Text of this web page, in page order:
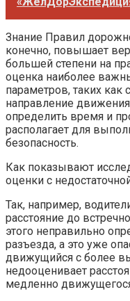
Знание Правил
конечно, повышает
большей степени на
оценка наиболее
параметров, таких как
направление
определить время и
располагает для
безопасность.
Как показывают
оценки с
Так, например,
расстояние до
этого неправильно
разъезда, а это уже
движущийся с более
недооценивает
медленно